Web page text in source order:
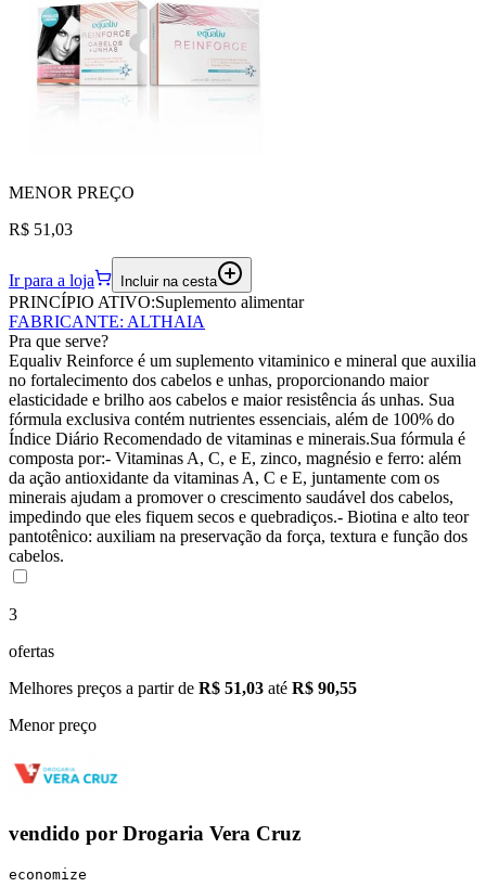
MENOR PREÇO
R$ 51,03
Ir para a loja Incluir na cesta
PRINCÍPIO ATIVO:Suplemento alimentar
FABRICANTE: ALTHAIA
Pra que serve?
Equaliv Reinforce é um suplemento vitaminico e mineral que auxilia
no fortalecimento dos cabelos e unhas, proporcionando maior
elasticidade e brilho aos cabelos e maior resistência ás unhas. Sua
fórmula exclusiva contém nutrientes essenciais, além de 100% do
Índice Diário Recomendado de vitaminas e minerais.Sua fórmula é
composta por:- Vitaminas A, C, e E, zinco, magnésio e ferro: além
da ação antioxidante da vitaminas A, C e E, juntamente com os
minerais ajudam a promover o crescimento saudável dos cabelos,
impedindo que eles fiquem secos e quebradiços.- Biotina e alto teor
pantotênico: auxiliam na preservação da força, textura e função dos
cabelos.
3
ofertas
Melhores preços a partir de R$ 51,03 até R$ 90,55
Menor preço
vendido por Drogaria Vera Cruz
economize